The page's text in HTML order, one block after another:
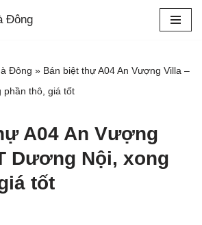
Đông » Bán biệt thự A04 An Vượng Villa –
phần thô, giá tốt
A04 An Vượng
Dương Nội, xong
tốt